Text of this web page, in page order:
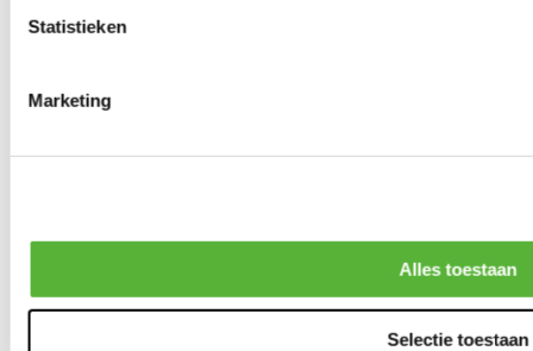
Statistieken
Marketing
Alles toestaan
Selectie toestaan
0producten beschikbaar
0producten beschikbaar
Remmen overige